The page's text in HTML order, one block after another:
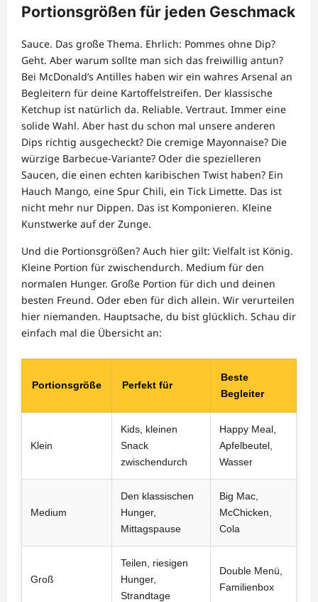
Portionsgrößen für jeden Geschmack
Sauce. Das große Thema. Ehrlich: Pommes ohne Dip?
Geht. Aber warum sollte man sich das freiwillig antun?
Bei McDonald’s Antilles haben wir ein wahres Arsenal an
Begleitern für deine Kartoffelstreifen. Der klassische
Ketchup ist natürlich da. Reliable. Vertraut. Immer eine
solide Wahl. Aber hast du schon mal unsere anderen
Dips richtig ausgecheckt? Die cremige Mayonnaise? Die
würzige Barbecue-Variante? Oder die spezielleren
Saucen, die einen echten karibischen Twist haben? Ein
Hauch Mango, eine Spur Chili, ein Tick Limette. Das ist
nicht mehr nur Dippen. Das ist Komponieren. Kleine
Kunstwerke auf der Zunge.
Und die Portionsgrößen? Auch hier gilt: Vielfalt ist König.
Kleine Portion für zwischendurch. Medium für den
normalen Hunger. Große Portion für dich und deinen
besten Freund. Oder eben für dich allein. Wir verurteilen
hier niemanden. Hauptsache, du bist glücklich. Schau dir
einfach mal die Übersicht an:
Portionsgröße Perfekt für
Beste
Begleiter
Klein
Kids, kleinen
Snack
zwischendurch
Happy Meal,
Apfelbeutel,
Wasser
Medium
Den klassischen
Hunger,
Mittagspause
Big Mac,
McChicken,
Cola
Groß
Teilen, riesigen
Hunger,
Strandtage
Double Menü,
Familienbox